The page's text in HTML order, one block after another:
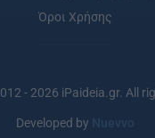
Όροι Χρήσης
- 2026 iPaideia.gr. All
Developed by